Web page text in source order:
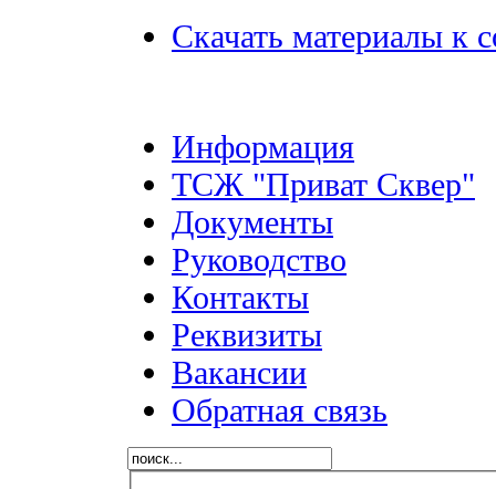
Скачать материалы к
Информация
ТСЖ "Приват Сквер"
Документы
Руководство
Контакты
Реквизиты
Вакансии
Обратная связь